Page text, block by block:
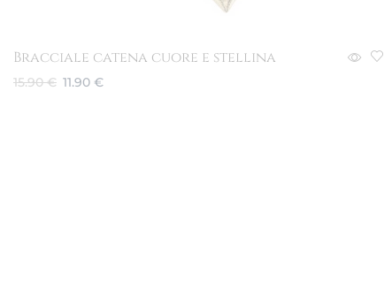
Bracciale catena cuore e stellina
15.90€ 11.90 €